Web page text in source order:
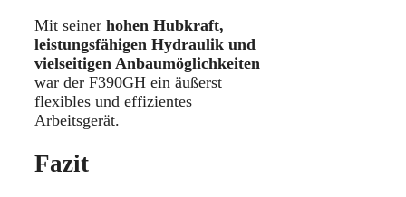
Mit seiner hohen Hubkraft,
leistungsfähigen Hydraulik und
vielseitigen Anbaumöglichkeiten
war der F390GH ein äußerst
flexibles und effizientes
Arbeitsgerät.
Fazit